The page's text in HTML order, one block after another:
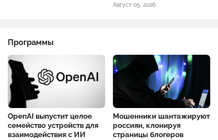
Август 05, 2026
Программы
OpenAI выпустит целое
семейство устройств для
взаимодействия с ИИ
Мошенники шантажируют
россиян, клонируя
страницы блогеров